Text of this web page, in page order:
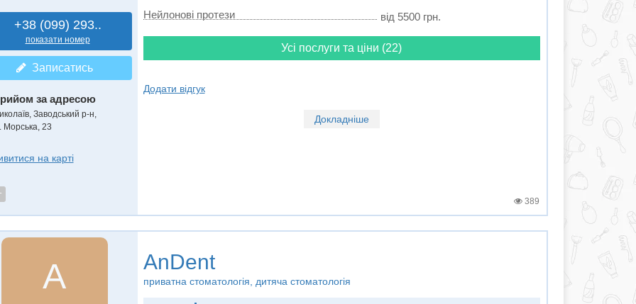
+38 (099) 293..
показати номер
Записатись
за адресою
Заводський р-н,
Морська, 23
на карті
Нейлонові протези від 5500 грн.
Усі послуги та ціни (22)
Додати відгук
Докладніше
389
A AnDent
приватна стоматологія, дитяча стоматологія